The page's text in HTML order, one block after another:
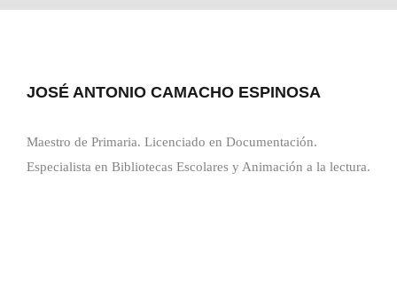
JOSÉ ANTONIO CAMACHO ESPINOSA
Maestro de Primaria. Licenciado en Documentación.
Especialista en Bibliotecas Escolares y Animación a la lectura.